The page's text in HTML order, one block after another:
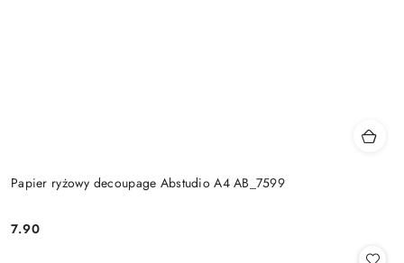
Papier ryżowy decoupage Abstudio A4 AB_7599
Cena:
7.90